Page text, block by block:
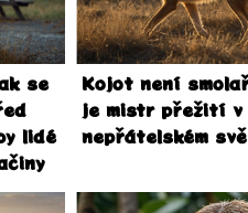
se
lidé
Kojot není
je mistr přežití v
nepřátelském